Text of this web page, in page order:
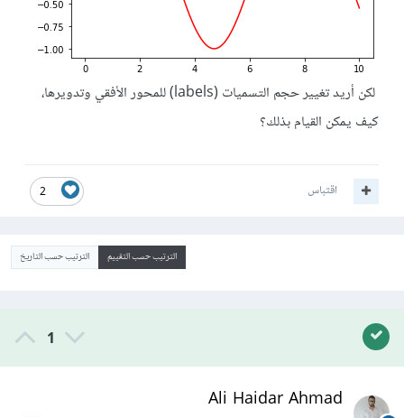
لكن أريد تغيير حجم التسميات (labels) للمحور الأفقي وتدويرها،
كيف يمكن القيام بذلك؟
2 اقتباس
الترتيب حسب التقييم الترتيب حسب التاريخ
1
Ali Haidar Ahmad